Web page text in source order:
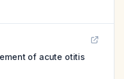
of acute otitis